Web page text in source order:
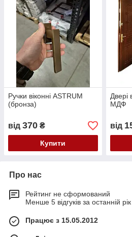
Ручки віконні АSTRUM
(бронза)
від 370 ₴
Купити
Двері
МДФ
від
Про нас
Рейтинг не сформований
Менше 5 відгуків за останній рік
Працює з 15.05.2012